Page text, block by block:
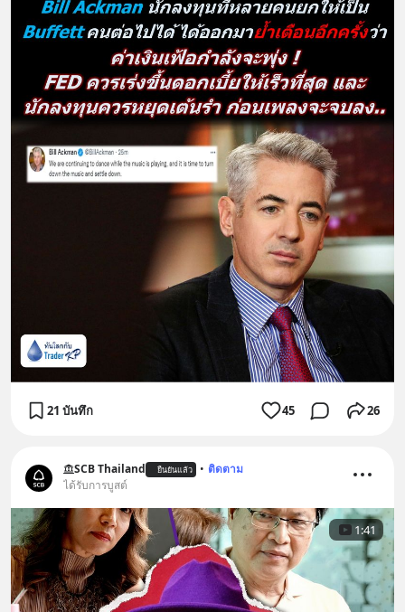
21 บันทึก 45 26
SCB Thailand ยืนยันแล้ว • ติดตาม
ได้รับการบูสต์
1:41